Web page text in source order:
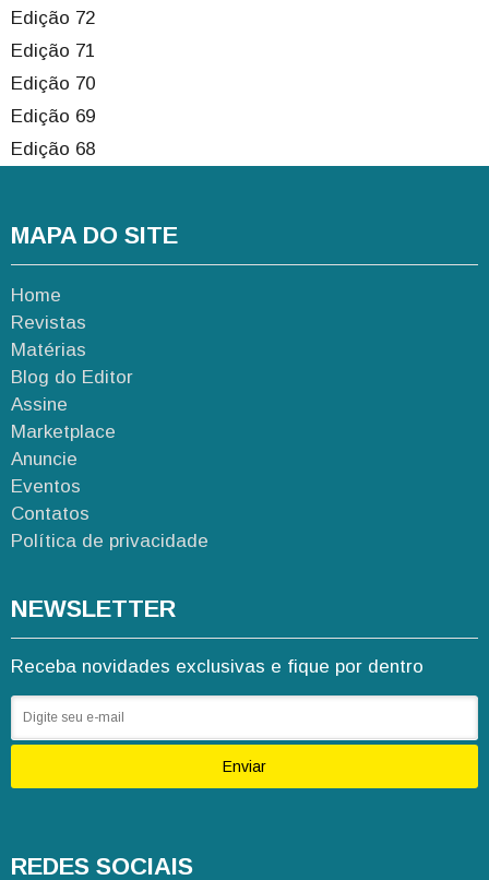
Edição 72
Edição 71
Edição 70
Edição 69
Edição 68
MAPA DO SITE
Home
Revistas
Matérias
Blog do Editor
Assine
Marketplace
Anuncie
Eventos
Contatos
Política de privacidade
NEWSLETTER
Receba novidades exclusivas e fique por dentro
Enviar
REDES SOCIAIS